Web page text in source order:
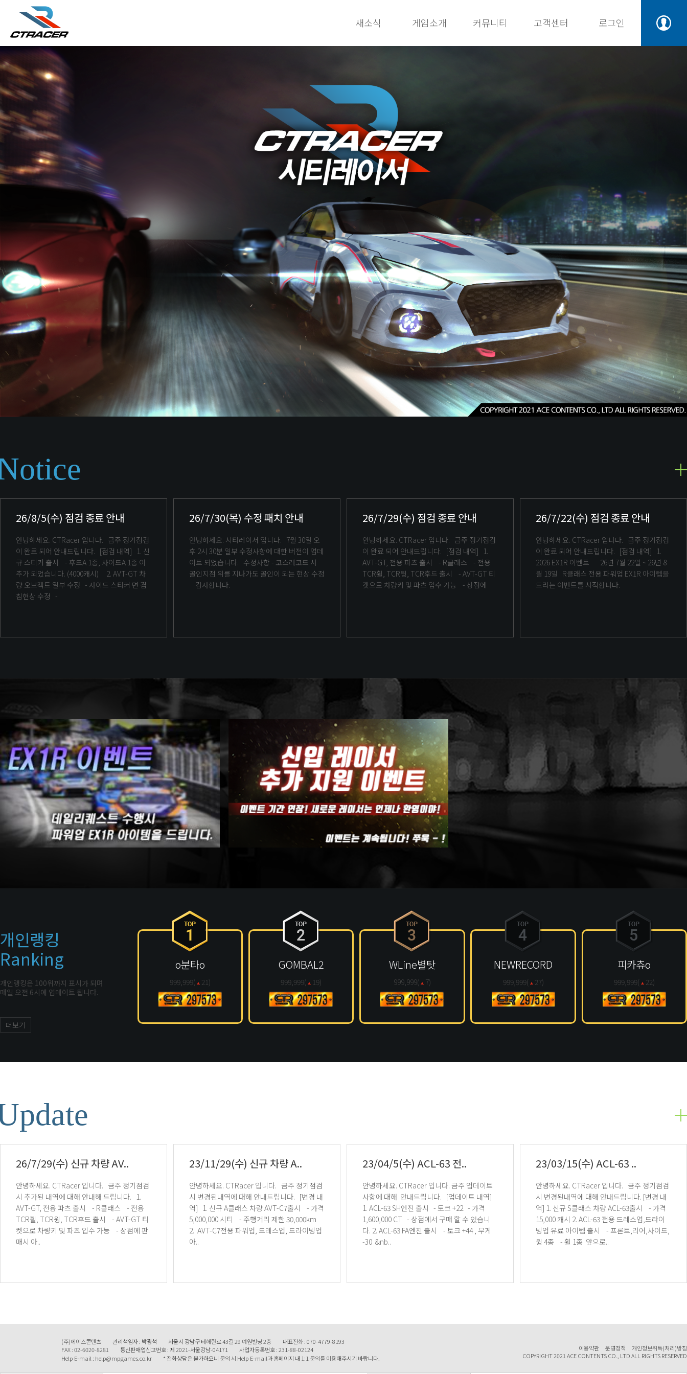
새소식 게임소개 커뮤니티 고객센터 로그인
26/8/5(수) 점검 종료 안내
안녕하세요. CTRacer 입니다. 금주 정기점검
이 완료 되어 안내드립니다. [점검 내역] 1. 신
규 스티커 출시 - 후드A 1종, 사이드A 1종 이
추가 되었습니다. (4000캐시) 2. AVT-GT 차
량 오브젝트 일부 수정 - 사이드 스티커 면 겹
침현상 수정 -
26/7/30(목) 수정 패치 안내
안녕하세요. 시티레이서 입니다. 7월 30일 오
후 2시 30분 일부 수정사항에 대한 버전이 업데
이트 되었습니다. 수정사항 - 코스레코드 시
골인지점 위를 지나가도 골인이 되는 현상 수정
감사합니다.
26/7/29(수) 점검 종료 안내
안녕하세요. CTRacer 입니다. 금주 정기점검
이 완료 되어 안내드립니다. [점검 내역] 1.
AVT-GT, 전용 파츠 출시 - R클래스 - 전용
TCR휠, TCR윙, TCR후드 출시 - AVT-GT 티
켓으로 차량키 및 파츠 입수 가능 - 상점에
26/7/22(수) 점검 종료 안내
안녕하세요. CTRacer 입니다. 금주 정기점검
이 완료 되어 안내드립니다. [점검 내역] 1.
2026 EX1R 이벤트 26년 7월 22일 ~ 26년 8
월 19일 R클래스 전용 파워업 EX1R 아이템을
개인랭킹
Ranking
개인랭킹은 100위까지 표시가 되며
매일 오전 6시에 업데이트 됩니다.
더보기
o분타o
999,999( 21)
GOMBAL2
999,999( 19)
WLine별탓
999,999( 7)
NEWRECORD
999,999( 27)
피카츄o
999,999( 22)
26/7/29(수) 신규 차량 AV..
안녕하세요. CTRacer 입니다. 금주 정기점검
시 추가된 내역에 대해 안내해 드립니다. 1.
AVT-GT, 전용 파츠 출시 - R클래스 - 전용
TCR휠, TCR윙, TCR후드 출시 - AVT-GT 티
켓으로 차량키 및 파츠 입수 가능 - 상점에 판
매시 아..
23/11/29(수) 신규 차량 A..
안녕하세요. CTRacer 입니다. 금주 정기점검
시 변경된내역에 대해 안내드립니다. [변경 내
역] 1. 신규 A클래스 차량 AVT-C7출시 - 가격
5,000,000 시티 - 주행거리 제한 30,000km
2. AVT-C7전용 파워업, 드레스업, 드라이빙업
아..
23/04/5(수) ACL-63 전..
안녕하세요. CTRacer 입니다. 금주 업데이트
사항에 대해 안내드립니다. [업데이트 내역]
1. ACL-63 SH엔진 출시 - 토크 +22 - 가격
1,600,000 CT - 상점에서 구매 할 수 있습니
다. 2. ACL-63 FA엔진 출시 - 토크 +44 , 무게
-30 &nb..
23/03/15(수) ACL-63 ..
안녕하세요. CTRacer 입니다. 금주 정기점검
시 변경된내역에 대해 안내드립니다. [변경 내
역] 1. 신규 S클래스 차량 ACL-63출시 - 가격
15,000 캐시 2. ACL-63 전용 드레스업,드라이
빙업 유료 아이템 출시 - 프론트,리어,사이드,
윙 4종 - 휠 1종 앞으로..
(주)에이스콘텐츠 관리책임자 : 박광석 서울시 강남구 테헤란로 43길 29 예원빌딩 2층
대표전화 : 070-4779-8193
FAX : 02-6020-8281
통신판매업신고번호 : 제 2021-서울강남-04171
사업자등록번호 : 231-88-02124
Help E-mail : help@mpgames.co.kr
* 전화상담은 불가하오니 문의 시 Help E-mail과 홈페이지 내 1:1 문의를 이용해주시기 바랍니다.
이용약관 운영정책
개인정보취득(처리)방침
COPYRIGHT 2021 ACE CONTENTS CO., LTD ALL RIGHTS RESERVED